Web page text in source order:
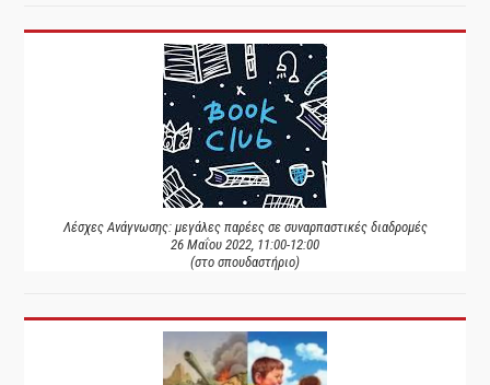
Λέσχες Ανάγνωσης: μεγάλες παρέες σε συναρπαστικές διαδρομές
26 Μαΐου 2022, 11:00-12:00
(στο σπουδαστήριο)